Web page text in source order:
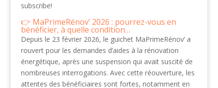
subscribe!
MaPrimeRénov’ 2026 : pourrez-vous en
bénéficier, à quelle condition…
Depuis le 23 février 2026, le guichet MaPrimeRénov’ a
rouvert pour les demandes d’aides à la rénovation
énergétique, après une suspension qui avait suscité de
nombreuses interrogations. Avec cette réouverture, les
attentes des bénéficiaires sont fortes, notamment en